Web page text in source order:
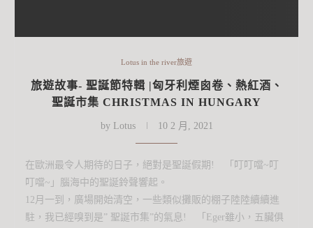
Lotus in the river旅遊
旅遊故事- 聖誕節特輯 |匈牙利煙囪卷、熱紅酒、
聖誕市集 CHRISTMAS IN HUNGARY
by Lotus 10 2 月, 2021
在歐洲最令人期待的日子，絕對是聖誕假期! 「叮叮噹~叮
叮噹~」腦海中的聖誕鈴聲響起。
12月一到，廣場開始清空，一些類似攤販的棚子陸陸續續進
駐，我已經嗅到是” 聖誕市集”的氣息! 「Eger雖小，五臟俱